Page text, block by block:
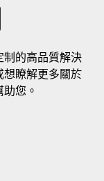
的高品質解決
瞭解更多關於
您。